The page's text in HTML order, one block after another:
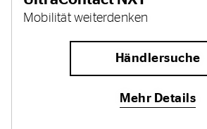
Mobilität weiterdenken
Händlersuche
Mehr Details